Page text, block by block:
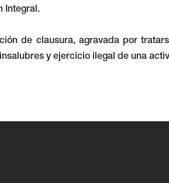
Integral.
de clausura, agravada por
y ejercicio ilegal de una